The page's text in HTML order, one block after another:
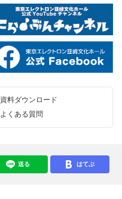
資料ダウンロード
よくある質問
送る はてぶ